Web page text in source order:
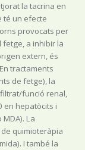
la tacrina en
té un efecte
provocats per
fetge, a inhibir la
extern, és
tractaments
de fetge), la
funció renal,
en hepatòcits i
La
quimioteràpia
I també la